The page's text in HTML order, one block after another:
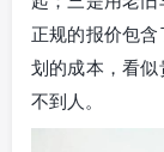
正规的报价包
划的成本，看
不到人。